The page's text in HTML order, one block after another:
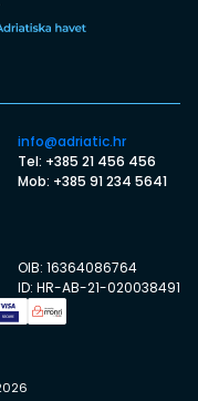
info@adriatic.hr
Tel: +385 21 456 456
Mob: +385 91 234 5641
OIB: 16364086764
ID: HR-AB-21-020038491